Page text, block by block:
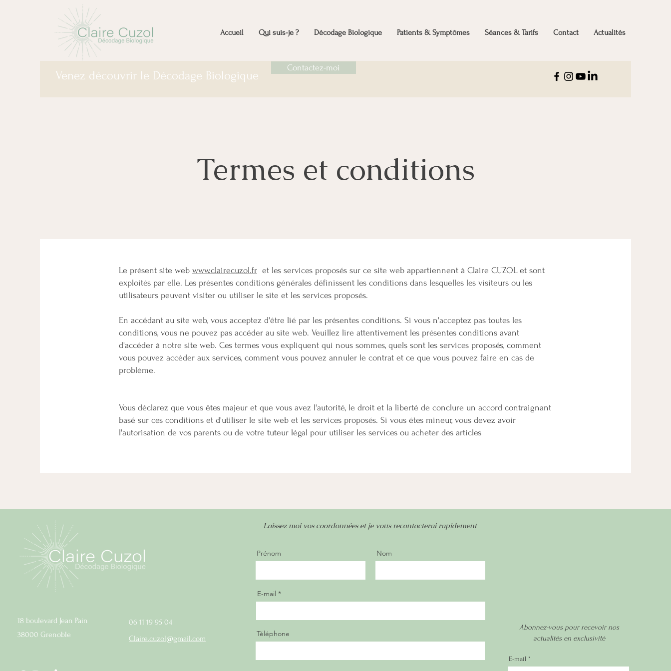
Accueil Qui suis-je ? Décodage Biologique Patients & Symptômes Séances & Tarifs Contact Actualités
Venez découvrir le Décodage Biologique
Contactez-moi
Termes et conditions
Le présent site web www.clairecuzol.fr et les services proposés sur ce site web appartiennent à Claire CUZOL et sont
exploités par elle. Les présentes conditions générales définissent les conditions dans lesquelles les visiteurs ou les
utilisateurs peuvent visiter ou utiliser le site et les services proposés.
En accédant au site web, vous acceptez d'être lié par les présentes conditions. Si vous n'acceptez pas toutes les
conditions, vous ne pouvez pas accéder au site web. Veuillez lire attentivement les présentes conditions avant
d'accéder à notre site web. Ces termes vous expliquent qui nous sommes, quels sont les services proposés, comment
vous pouvez accéder aux services, comment vous pouvez annuler le contrat et ce que vous pouvez faire en cas de
problème.
Vous déclarez que vous êtes majeur et que vous avez l'autorité, le droit et la liberté de conclure un accord contraignant
basé sur ces conditions et d'utiliser le site web et les services proposés. Si vous êtes mineur, vous devez avoir
l'autorisation de vos parents ou de votre tuteur légal pour utiliser les services ou acheter des articles
Claire.cuzol@gmail.com
06 11 19 95 04
18 boulevard Jean Pain
38000 Grenoble
Abonnez-vous pour recevoir nos
actualités en exclusivité
E-mail
Prénom Nom
E-mail
Téléphone
Laissez moi vos coordonnées et je vous recontacterai rapidement